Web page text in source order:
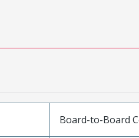
Board-to-Board